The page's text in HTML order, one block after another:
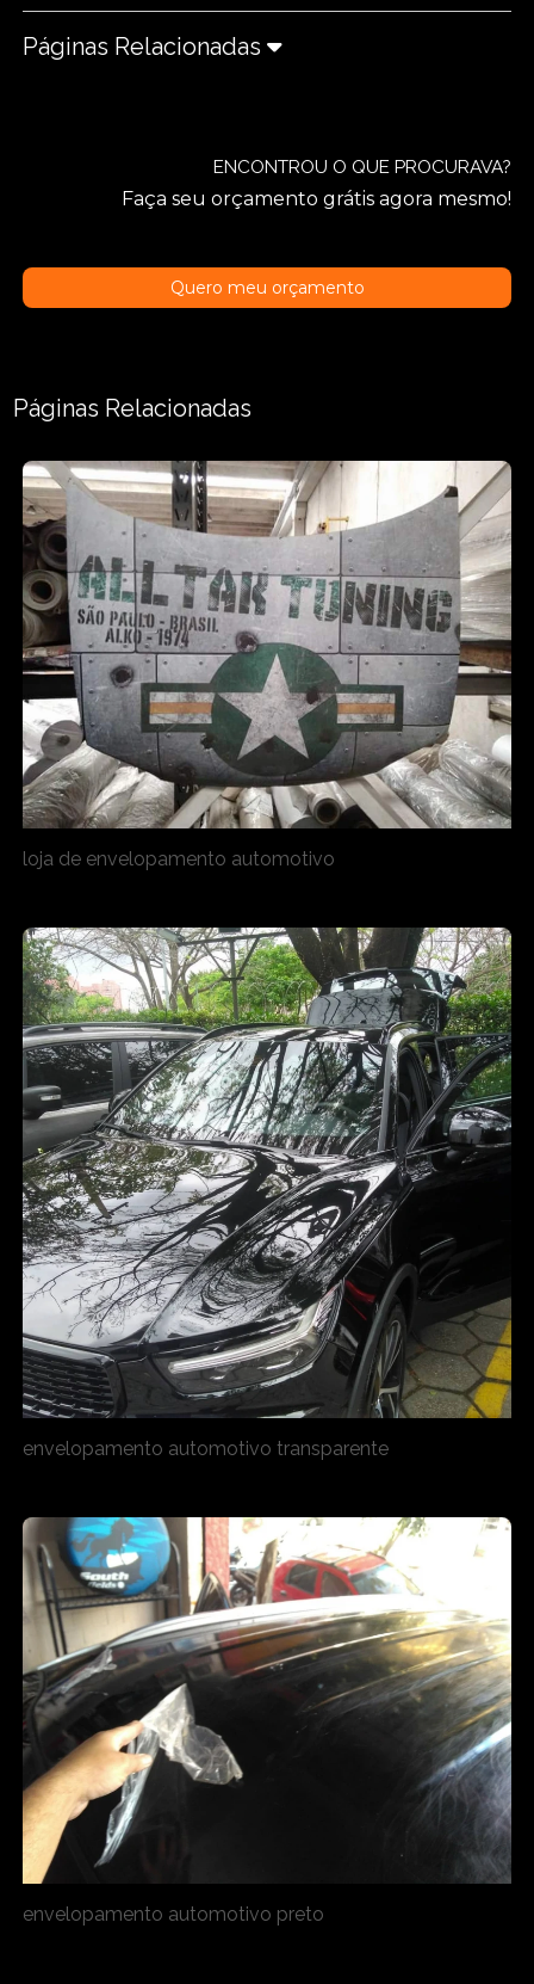
Páginas Relacionadas
ENCONTROU O QUE PROCURAVA?
Faça seu orçamento grátis agora mesmo!
Quero meu orçamento
Páginas Relacionadas
loja de envelopamento automotivo
envelopamento automotivo transparente
envelopamento automotivo preto